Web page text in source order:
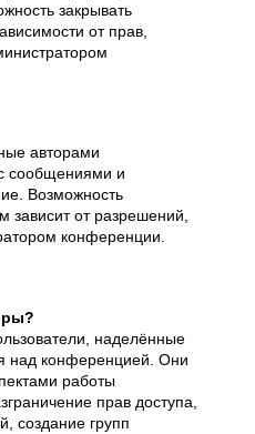
закрывать
от прав,
авторами
сообщениями и
Возможность
зависит от разрешений,
конференции.
наделённые
над конференцией. Они
работы
прав доступа,
создание групп